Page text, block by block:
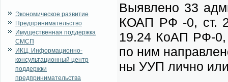
Экономическое развитие
Предпринимательство
Имущественная поддержка
СМСП
ИКЦ. Информационно-
консультационный центр
поддержки
предпринимательства
Вы­яв­ле­но 33
КОАП РФ -0, ст.
19.24 КоАП РФ-
по ним
ны УУП лич­но